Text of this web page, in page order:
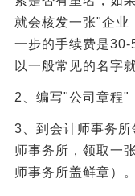
就会核发一张"企业
一步的手续费是
以一般常见的名字
2、编写"公司章程"
3、到会计师事务
师事务所，领取一
师事务所盖鲜章）。